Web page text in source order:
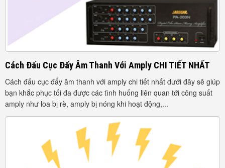
Cách Đấu Cục Đẩy Âm Thanh Với Amply CHI TIẾT NHẤT
Cách đấu cục đẩy âm thanh với amply chi tiết nhất dưới đây sẽ giúp
bạn khắc phục tối đa được các tình huống liên quan tới công suất
amply như loa bị rè, amply bị nóng khi hoạt động,...